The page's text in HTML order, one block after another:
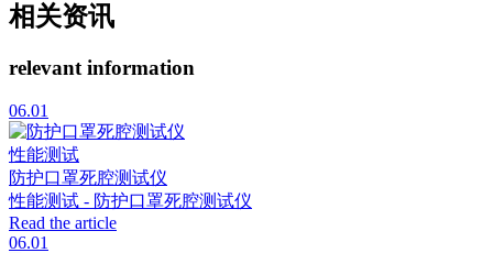
相关资讯
relevant information
06.01
性能测试
防护口罩死腔测试仪
性能测试 - 防护口罩死腔测试仪
Read the article
06.01